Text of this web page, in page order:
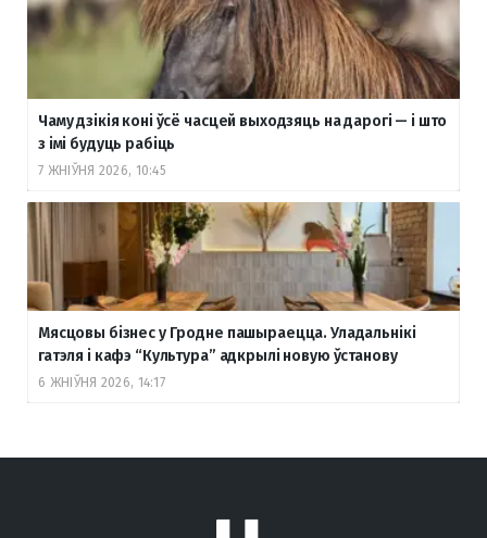
Чаму дзікія коні ўсё часцей выходзяць на дарогі — і што
з імі будуць рабіць
7 ЖНІЎНЯ 2026, 10:45
Мясцовы бізнес у Гродне пашыраецца. Уладальнікі
гатэля і кафэ “Культура” адкрылі новую ўстанову
6 ЖНІЎНЯ 2026, 14:17